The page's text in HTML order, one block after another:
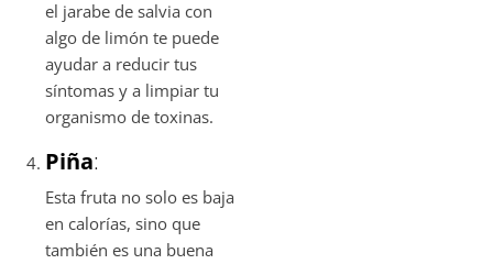
el jarabe de salvia con
algo de limón te puede
ayudar a reducir tus
síntomas y a limpiar tu
organismo de toxinas.
Piña:
Esta fruta no solo es baja
en calorías, sino que
también es una buena